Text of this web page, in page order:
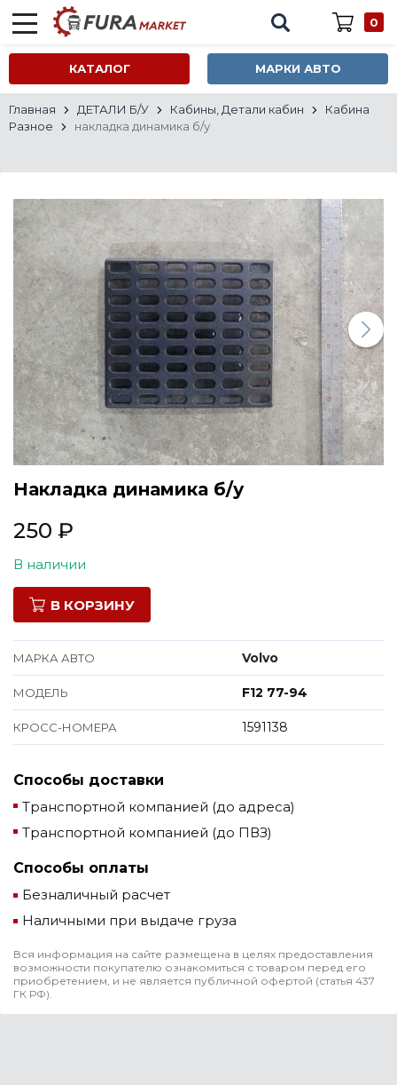
0
КАТАЛОГ МАРКИ АВТО
Все марки
Главная ДЕТАЛИ Б/У Кабины, Детали кабин
Кабина
Разное
накладка динамика б/у
Накладка динамика б/у
250 ₽
В наличии
В КОРЗИНУ
МАРКА АВТО Volvo
МОДЕЛЬ F12 77-94
КРОСС-НОМЕРА 1591138
Способы доставки
Транспортной компанией (до адреса)
Транспортной компанией (до ПВЗ)
Способы оплаты
Безналичный расчет
Наличными при выдаче груза
Вся информация на сайте размещена в целях предоставления
возможности покупателю ознакомиться с товаром перед его
приобретением, и не является публичной офертой (статья 437
ГК РФ).